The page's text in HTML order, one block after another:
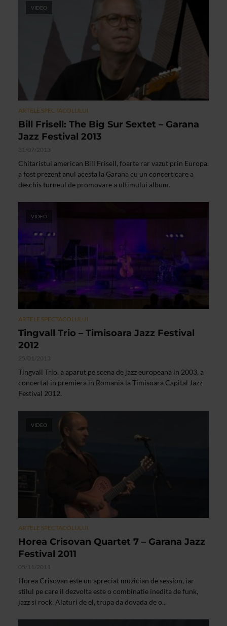
VIDEO
ARTELE SPECTACOLULUI
Bill Frisell: The Big Sur Sextet – Garana
Jazz Festival 2013
31/07/2013
Chitaristul american Bill Frisell, foarte rar vazut prin Europa,
a fost prezent anul acesta la Garana cu un concert care a
deschis turneul de promovare a ultimului album.
VIDEO
ARTELE SPECTACOLULUI
Tingvall Trio – Timisoara Jazz Festival
2012
25/01/2013
Tingvall Trio, a aparut pe scena de jazz europeana in 2003, a
concertat in premiera in Romania la Timisoara Capital Jazz
Festival 2012.
VIDEO
ARTELE SPECTACOLULUI
Horea Crisovan Quartet 7 – Garana Jazz
Festival 2011
05/11/2011
Horea Crisovan este un apreciat muzician de session, iar
stilul pe care il dezvolta este o combinatie inedita de funk,
jazz si rock. Alaturi de el, trupa da dovada de o...